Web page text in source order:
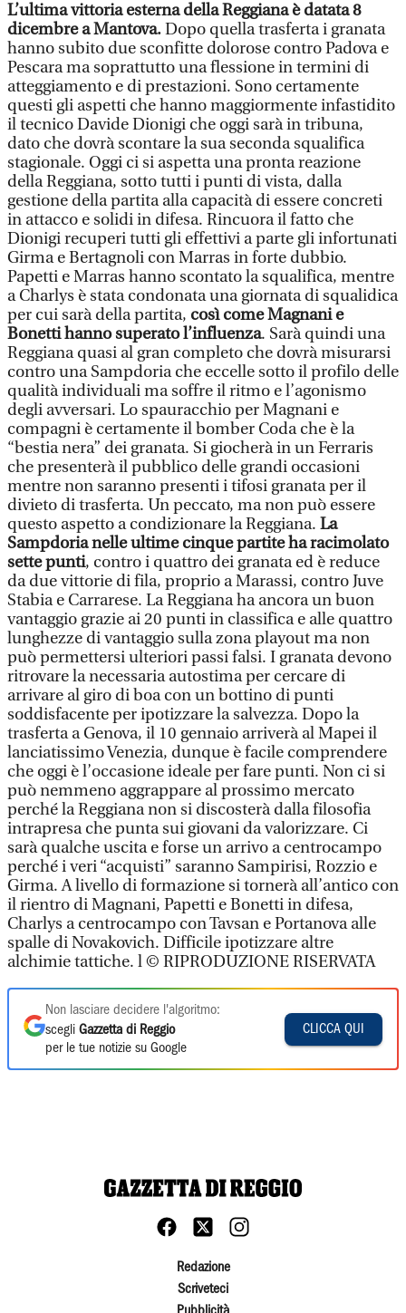
L’ultima vittoria esterna della Reggiana è datata 8
dicembre a Mantova.Dopo quella trasferta i granata
hanno subito due sconfitte dolorose contro Padova e
Pescara ma soprattutto una flessione in termini di
atteggiamento e di prestazioni. Sono certamente
questi gli aspetti che hanno maggiormente infastidito
il tecnico Davide Dionigi che oggi sarà in tribuna,
dato che dovrà scontare la sua seconda squalifica
stagionale. Oggi ci si aspetta una pronta reazione
della Reggiana, sotto tutti i punti di vista, dalla
gestione della partita alla capacità di essere concreti
in attacco e solidi in difesa. Rincuora il fatto che
Dionigi recuperi tutti gli effettivi a parte gli infortunati
Girma e Bertagnoli con Marras in forte dubbio.
Papetti e Marras hanno scontato la squalifica, mentre
a Charlys è stata condonata una giornata di squalidica
per cui sarà della partita, così come Magnani e
Bonetti hanno superato l’influenza. Sarà quindi una
Reggiana quasi al gran completo che dovrà misurarsi
contro una Sampdoria che eccelle sotto il profilo delle
qualità individuali ma soffre il ritmo e l’agonismo
degli avversari. Lo spauracchio per Magnani e
compagni è certamente il bomber Coda che è la
“bestia nera” dei granata. Si giocherà in un Ferraris
che presenterà il pubblico delle grandi occasioni
mentre non saranno presenti i tifosi granata per il
divieto di trasferta. Un peccato, ma non può essere
questo aspetto a condizionare la Reggiana. La
Sampdoria nelle ultime cinque partite ha racimolato
sette punti, contro i quattro dei granata ed è reduce
da due vittorie di fila, proprio a Marassi, contro Juve
Stabia e Carrarese. La Reggiana ha ancora un buon
vantaggio grazie ai 20 punti in classifica e alle quattro
lunghezze di vantaggio sulla zona playout ma non
può permettersi ulteriori passi falsi. I granata devono
ritrovare la necessaria autostima per cercare di
arrivare al giro di boa con un bottino di punti
soddisfacente per ipotizzare la salvezza. Dopo la
trasferta a Genova, il 10 gennaio arriverà al Mapei il
lanciatissimo Venezia, dunque è facile comprendere
che oggi è l’occasione ideale per fare punti. Non ci si
può nemmeno aggrappare al prossimo mercato
perché la Reggiana non si discosterà dalla filosofia
intrapresa che punta sui giovani da valorizzare. Ci
sarà qualche uscita e forse un arrivo a centrocampo
perché i veri “acquisti” saranno Sampirisi, Rozzio e
Girma. A livello di formazione si tornerà all’antico con
il rientro di Magnani, Papetti e Bonetti in difesa,
Charlys a centrocampo con Tavsan e Portanova alle
spalle di Novakovich. Difficile ipotizzare altre
alchimie tattiche. l © RIPRODUZIONE RISERVATA
Non lasciare decidere l'algoritmo:
scegli Gazzetta di Reggio
per le tue notizie su Google
CLICCA QUI
Redazione
Scriveteci